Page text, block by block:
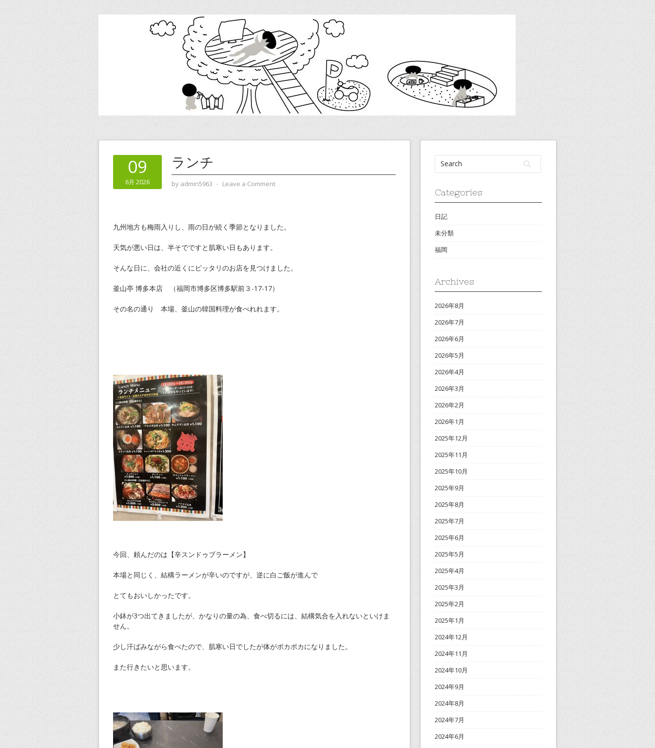
09
6月 2026
ランチ
by admin5963 ⋅ Leave a Comment
九州地方も梅雨入りし、雨の日が続く季節となりました。
天気が悪い日は、半そでですと肌寒い日もあります。
そんな日に、会社の近くにピッタリのお店を見つけました。
釜山亭 博多本店 （福岡市博多区博多駅前３-17-17）
その名の通り 本場、釜山の韓国料理が食べれれます。
今回、頼んだのは【辛スンドゥブラーメン】
本場と同じく、結構ラーメンが辛いのですが、逆に白ご飯が進んで
とてもおいしかったです。
小鉢が3つ出てきましたが、かなりの量の為、食べ切るには、結構気合を入れないといけま
せん。
少し汗ばみながら食べたので、肌寒い日でしたが体がポカポカになりました。
また行きたいと思います。
Categories
日記
未分類
福岡
Archives
2026年8月
2026年7月
2026年6月
2026年5月
2026年4月
2026年3月
2026年2月
2026年1月
2025年12月
2025年11月
2025年10月
2025年9月
2025年8月
2025年7月
2025年6月
2025年5月
2025年4月
2025年3月
2025年2月
2025年1月
2024年12月
2024年11月
2024年10月
2024年9月
2024年8月
2024年7月
2024年6月